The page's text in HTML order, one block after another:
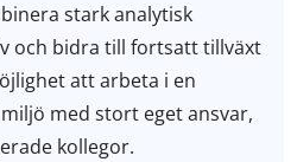
stark analytisk
och bidra till fortsatt tillväxt
att arbeta i en
med stort eget ansvar,
kollegor.